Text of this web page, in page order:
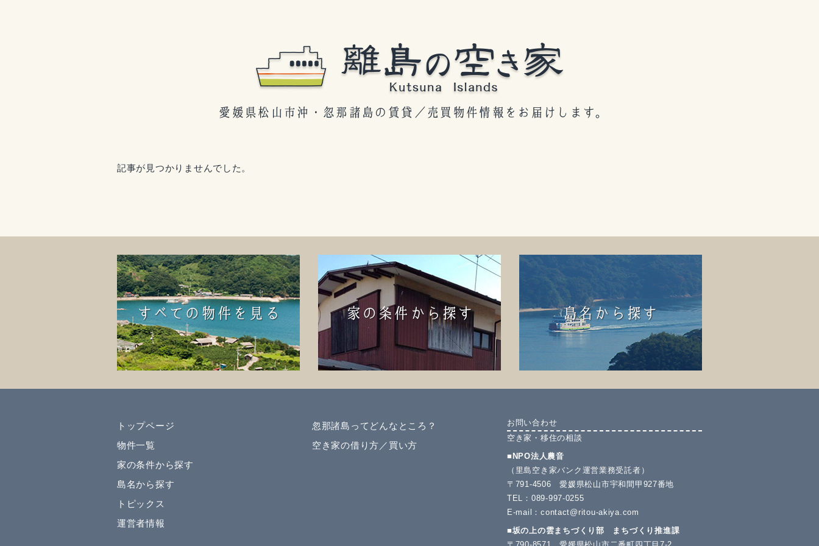
記事が見つかりませんでした。
トップページ
物件一覧
家の条件から探す
島名から探す
トピックス
運営者情報
忽那諸島ってどんなところ？
空き家の借り方／買い方
お問い合わせ
空き家・移住の相談
■NPO法人農音
（里島空き家バンク運営業務受託者）
〒791-4506 愛媛県松山市宇和間甲927番地
TEL：089-997-0255
E-mail：contact@ritou-akiya.com
■坂の上の雲まちづくり部 まちづくり推進課